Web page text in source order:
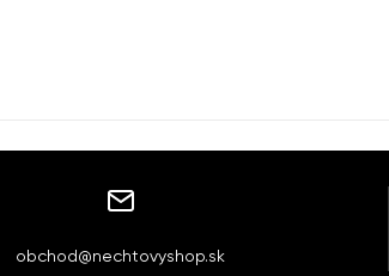
obchod@nechtovyshop.sk